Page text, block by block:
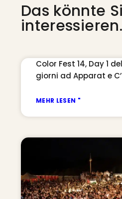
Das könnte
Color Fest 14, Day 1
giorni ad Apparat e
MEHR LESEN "